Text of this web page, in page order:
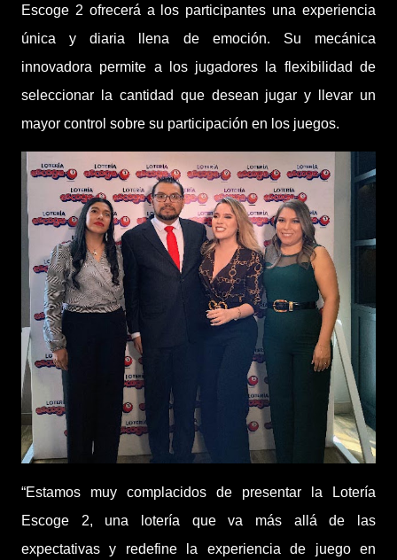
Escoge 2 ofrecerá a los participantes una experiencia
única y diaria llena de emoción. Su mecánica
innovadora permite a los jugadores la flexibilidad de
seleccionar la cantidad que desean jugar y llevar un
mayor control sobre su participación en los juegos.
“Estamos muy complacidos de presentar la Lotería
Escoge 2, una lotería que va más allá de las
expectativas y redefine la experiencia de juego en